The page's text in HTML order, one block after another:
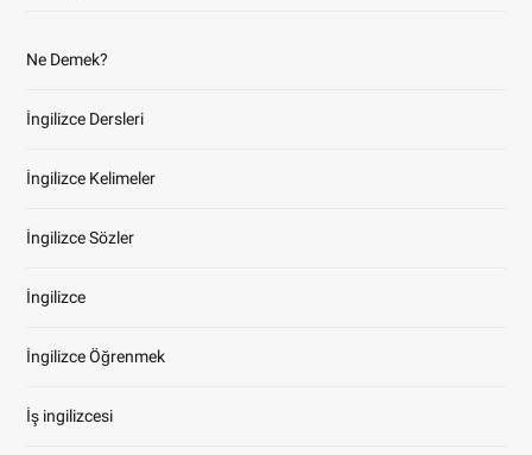
Ne Demek?
İngilizce Dersleri
İngilizce Kelimeler
İngilizce Sözler
İngilizce
İngilizce Öğrenmek
İş ingilizcesi